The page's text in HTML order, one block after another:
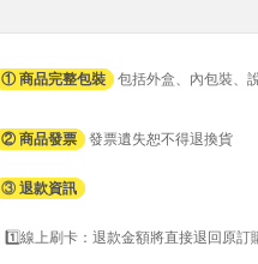
① 商品完整包裝 包括外盒、內包裝、
② 商品發票 發票遺失恕不得退換貨
③ 退款資訊
1️⃣線上刷卡：退款金額將直接退回原訂